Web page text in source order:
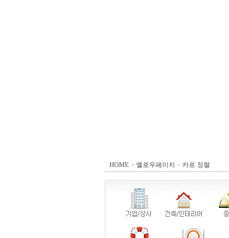
HOME > 옐로우페이지 > 카로 정렬